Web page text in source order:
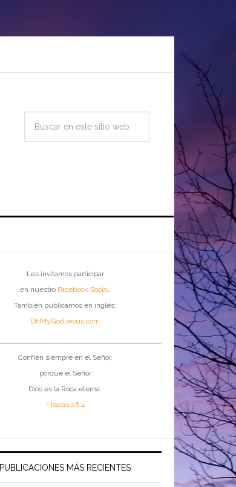
Les invitamos participar
en nuestro Facebook Social.
También publicamos en inglés:
OhMyGodJesus.com
Confíen siempre en el Señor,
porque el Señor
Dios es la Roca eterna.
- Isaías 26:4
PUBLICACIONES MÁS RECIENTES